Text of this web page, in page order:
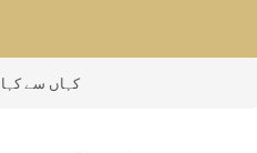
کہاں سے